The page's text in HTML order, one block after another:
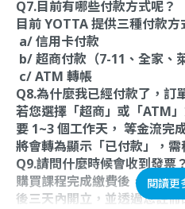
Q7.目前有哪些付款方式呢？
目前 YOTTA 提供三種付款方
a/ 信用卡付款
b/ 超商付款（7-11、全家、
c/ ATM 轉帳
Q8.為什麼我已經付款了，訂
若您選擇「超商」或「ATM
要 1~3 個工作天， 等金流完
將會轉為顯示「已付款」，需
Q9.請問什麼時候會收到發票
購買課程完成繳費後，電子
後三天內開立，並透過您註
閱讀更